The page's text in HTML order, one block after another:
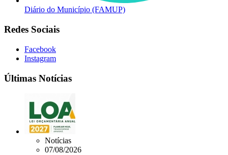
Diário do Município (FAMUP)
Redes Sociais
Facebook
Instagram
Últimas Notícias
Notícias
07/08/2026